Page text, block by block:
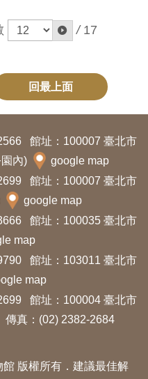
/ 17
回最上面
館址：100007 臺北市
內)
google map
館址：100007 臺北市
google map
館址：100035 臺北市
map
館址：103011 臺北市
map
館址：100004 臺北市
真：(02) 2382-2684
版權所有．建議最佳解